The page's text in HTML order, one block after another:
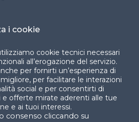
LinkedIn
X
i cookie
cookie tecnici necessari
all’erogazione del servizio.
per fornirti un’esperienza di
per facilitare le interazioni
social e per consentirti di
e offerte mirate aderenti alle tue
e ai tuoi interessi.
consenso cliccando su